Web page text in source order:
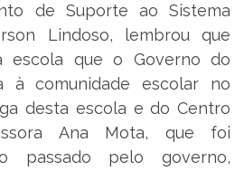
de Suporte ao Sistema
Lindoso, lembrou que
escola que o Governo do
à comunidade escolar no
desta escola e do Centro
Ana Mota, que foi
passado pelo governo,